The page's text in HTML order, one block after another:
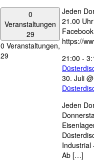
0
Veranstaltungen
29
0 Veranstaltungen,
29
Jeden
21.00
https://
21:00 -
30. Juli
Jeden
Industrial
Ab […]